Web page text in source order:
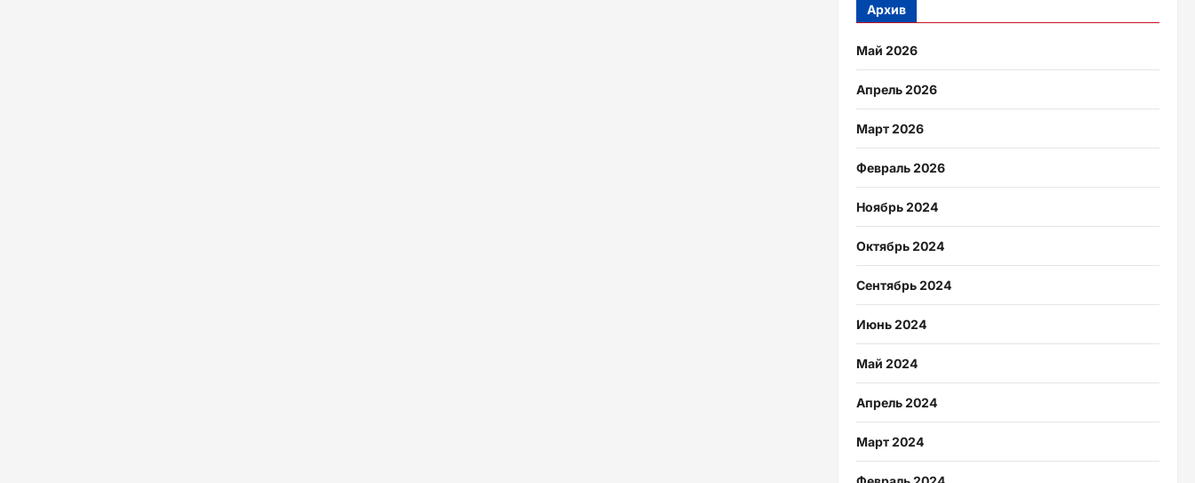
Архив
Май 2026
Апрель 2026
Март 2026
Февраль 2026
Ноябрь 2024
Октябрь 2024
Сентябрь 2024
Июнь 2024
Май 2024
Апрель 2024
Март 2024